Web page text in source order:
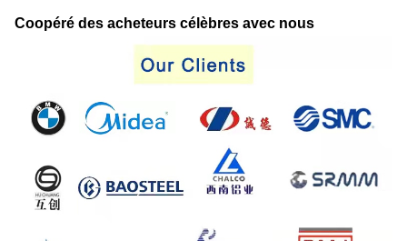
Coopéré des acheteurs célèbres avec nous